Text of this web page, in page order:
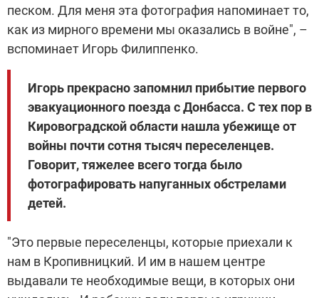
песком. Для меня эта фотография напоминает то,
как из мирного времени мы оказались в войне", –
вспоминает Игорь Филиппенко.
Игорь прекрасно запомнил прибытие первого
эвакуационного поезда с Донбасса. С тех пор в
Кировоградской области нашла убежище от
войны почти сотня тысяч переселенцев.
Говорит, тяжелее всего тогда было
фотографировать напуганных обстрелами
детей.
"Это первые переселенцы, которые приехали к
нам в Кропивницкий. И им в нашем центре
выдавали те необходимые вещи, в которых они